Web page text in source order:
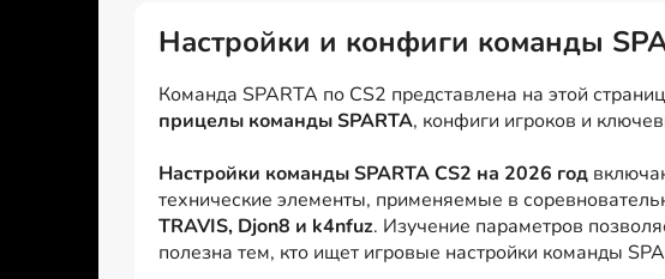
Настройки и конфиги команды
Команда SPARTA по CS2 представлена на этой
прицелы команды SPARTA, конфиги игроков и
Настройки команды SPARTA CS2 на 2026 год
технические элементы, применяемые в
TRAVIS, Djon8 и k4nfuz. Изучение параметров
полезна тем, кто ищет игровые настройки команды